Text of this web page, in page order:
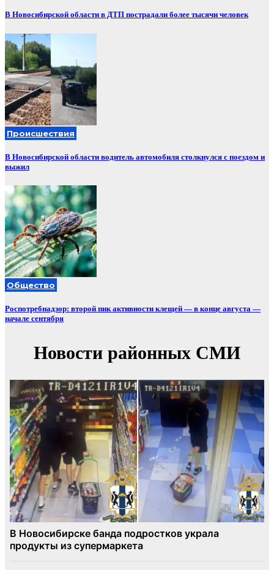
В Новосибирской области в ДТП пострадали более тысячи человек
Происшествия
В Новосибирской области водитель автомобиля столкнулся с поездом и
выжил
Общество
Роспотребнадзор: второй пик активности клещей — в конце августа —
начале сентября